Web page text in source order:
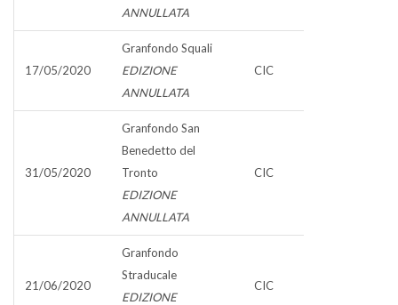
ANNULLATA
17/05/2020
Granfondo Squali
EDIZIONE
ANNULLATA
CIC
31/05/2020
Granfondo San
Benedetto del
Tronto
EDIZIONE
ANNULLATA
CIC
21/06/2020
Granfondo
Straducale
EDIZIONE
CIC